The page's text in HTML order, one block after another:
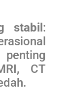
stabil :
CT